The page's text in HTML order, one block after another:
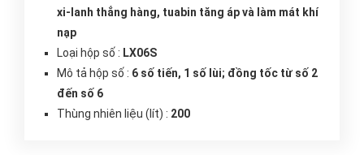
xi-lanh thẳng hàng, tuabin tăng áp và làm mát khí
nạp
Loại hộp số : LX06S
Mô tả hộp số : 6 số tiến, 1 số lùi; đồng tốc từ số 2
đến số 6
Thùng nhiên liệu (lít) : 200